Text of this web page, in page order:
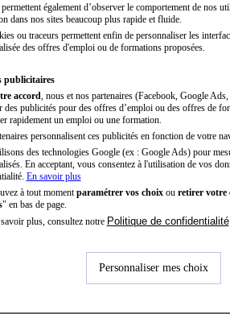
également d’observer le comportement de nos
dans nos sites beaucoup plus rapide et fluide.
ou traceurs permettent enfin de personnaliser les
des offres d'emploi ou de formations proposées.
publicitaires
accord , nous et nos partenaires (Facebook, Google
des publicités pour des offres d’emploi ou des offres de
rapidement un emploi ou une formation.
personnalisent ces publicités en fonction de votre
des technologies Google (ex : Google Ads) pour
En acceptant, vous consentez à l'utilisation de vos
En savoir plus
à tout moment paramétrer vos choixou retirer votre
" en bas de page.
plus, consultez notre Politique de confidentialité
Personnaliser mes choix